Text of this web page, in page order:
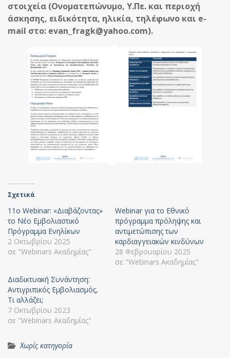
στοιχεία (Ονοματεπώνυμο, Υ.Πε. και περιοχή
άσκησης, ειδικότητα, ηλικία, τηλέφωνο και e-
mail στο: evan_fragk@yahoo.com).
Σχετικά
11ο Webinar: «Διαβάζοντας»
το Νέο Εμβολιαστικό
Πρόγραμμα Ενηλίκων
2 Οκτωβρίου 2025
σε "Webinars Ακαδημίας"
Webinar για το Εθνικό
πρόγραμμα πρόληψης και
αντιμετώπισης των
καρδιαγγειακών κινδύνων
28 Φεβρουαρίου 2025
σε "Webinars Ακαδημίας"
Διαδικτυακή Συνάντηση:
Αντιγριπικός Εμβολιασμός,
Τι αλλάζει;
7 Οκτωβρίου 2023
σε "Webinars Ακαδημίας"
Χωρίς κατηγορία